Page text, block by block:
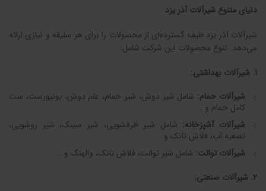
دنیای متنوع شیرآلات آذر یزد
شیرآلات آذر یزد طیف گسترده‌ای از محصولات را برای هر سلیقه و نیازی ارائه
می‌دهد. تنوع محصولات این شرکت شامل:
1. شیرآلات بهداشتی:
شیرآلات حمام: شامل شیر دوش، شیر حمام، علم دوش، یونیورست، ست
کامل حمام و …
شیرآلات آشپزخانه: شامل شیر ظرفشویی، شیر سینک، شیر روشویی،
تصفیه آب، فلاش تانک و …
شیرآلات توالت: شامل شیر توالت، فلاش تانک، والهنگ و …
2. شیرآلات صنعتی: